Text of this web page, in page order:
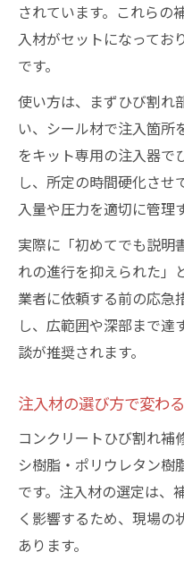
されています。これらの
入材がセットになってお
です。
使い方は、まずひび割れ
い、シール材で注入箇所
をキット専用の注入器で
し、所定の時間硬化させ
入量や圧力を適切に管理
実際に「初めてでも説明
れの進行を抑えられた」
業者に依頼する前の応急
し、広範囲や深部まで達
談が推奨されます。
注入材の選び方で変わ
コンクリートひび割れ補
シ樹脂・ポリウレタン樹
です。注入材の選定は、
く影響するため、現場の
あります。